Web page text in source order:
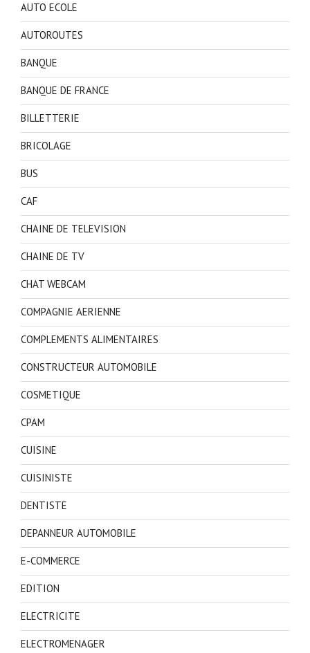
AUTO ECOLE
AUTOROUTES
BANQUE
BANQUE DE FRANCE
BILLETTERIE
BRICOLAGE
BUS
CAF
CHAINE DE TELEVISION
CHAINE DE TV
CHAT WEBCAM
COMPAGNIE AERIENNE
COMPLEMENTS ALIMENTAIRES
CONSTRUCTEUR AUTOMOBILE
COSMETIQUE
CPAM
CUISINE
CUISINISTE
DENTISTE
DEPANNEUR AUTOMOBILE
E-COMMERCE
EDITION
ELECTRICITE
ELECTROMENAGER